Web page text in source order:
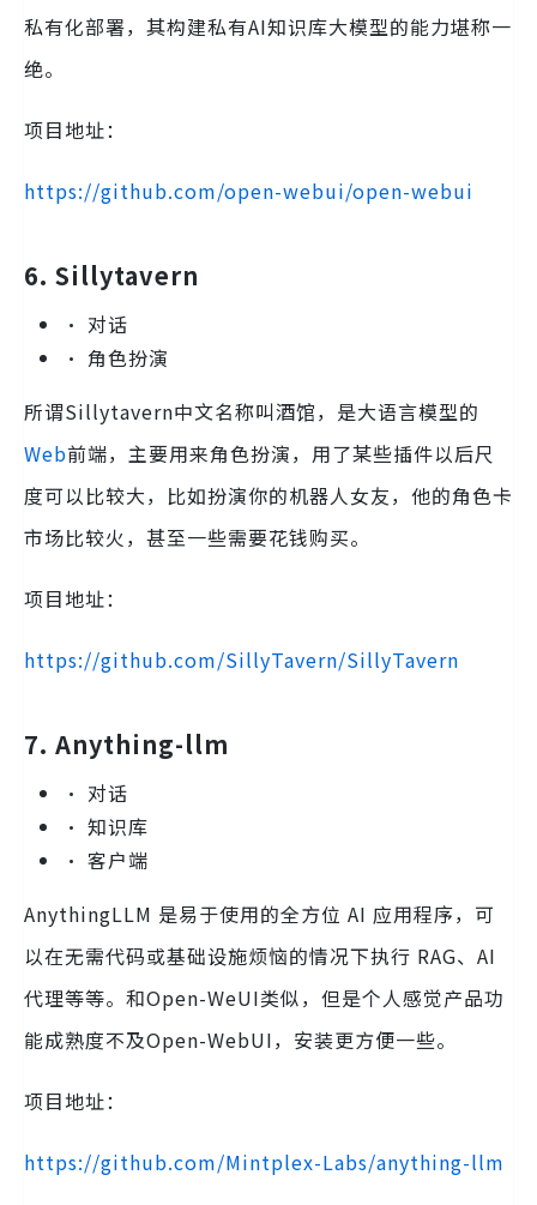
私有化部署，其构建私有AI知识库大模型的能力堪称一
绝。
项目地址：
https://github.com/open-webui/open-webui
6. Sillytavern
• 对话
• 角色扮演
所谓Sillytavern中文名称叫酒馆，是大语言模型的
Web前端，主要用来角色扮演，用了某些插件以后尺
度可以比较大，比如扮演你的机器人女友，他的角色卡
市场比较火，甚至一些需要花钱购买。
项目地址：
https://github.com/SillyTavern/SillyTavern
7. Anything-llm
• 对话
• 知识库
• 客户端
AnythingLLM 是易于使用的全方位 AI 应用程序，可
以在无需代码或基础设施烦恼的情况下执行 RAG、AI
代理等等。和Open-WeUI类似，但是个人感觉产品功
能成熟度不及Open-WebUI，安装更方便一些。
项目地址：
https://github.com/Mintplex-Labs/anything-llm